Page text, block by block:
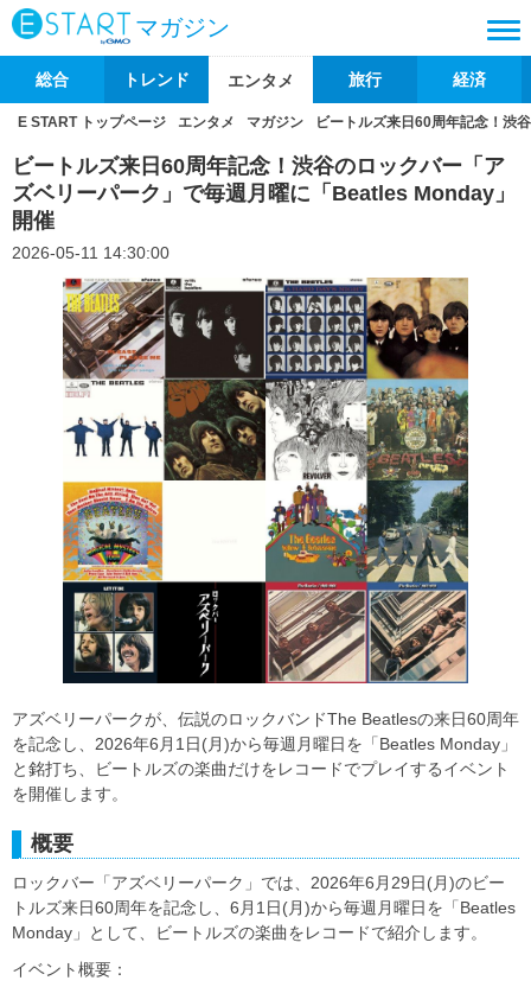
マガジン
総合 トレンド エンタメ 旅行 経済
E START トップページ エンタメ マガジン ビートルズ来日60周年記念！渋
ビートルズ来日60周年記念！渋谷のロックバー「ア
ズベリーパーク」で毎週月曜に「Beatles Monday」
開催
2026-05-11 14:30:00
アズベリーパークが、伝説のロックバンドThe Beatlesの来日60周年
を記念し、2026年6月1日(月)から毎週月曜日を「Beatles Monday」
と銘打ち、ビートルズの楽曲だけをレコードでプレイするイベント
を開催します。
概要
ロックバー「アズベリーパーク」では、2026年6月29日(月)のビー
トルズ来日60周年を記念し、6月1日(月)から毎週月曜日を「Beatles
Monday」として、ビートルズの楽曲をレコードで紹介します。
イベント概要：